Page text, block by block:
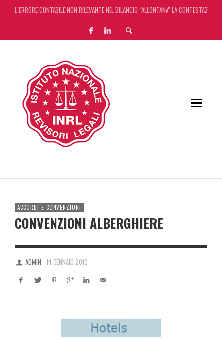
L’ERRORE CONTABILE NON RILEVANTE NEL BILANCIO “ALLONTANA” LA CONTESTAZIONE
DECRETO OMNIBUS: CON IL CONCORDATO UNO ‘SCUDO’ FISCALE DI 4 ANNI
CHIUSURA ESTIVA DELLA RASSEGNA STAMPA INRL: DAL 10 AL 24 AGOSTO
ACCORDI E CONVENZIONI
CONVENZIONI ALBERGHIERE
ADMIN 14 GENNAIO 2019